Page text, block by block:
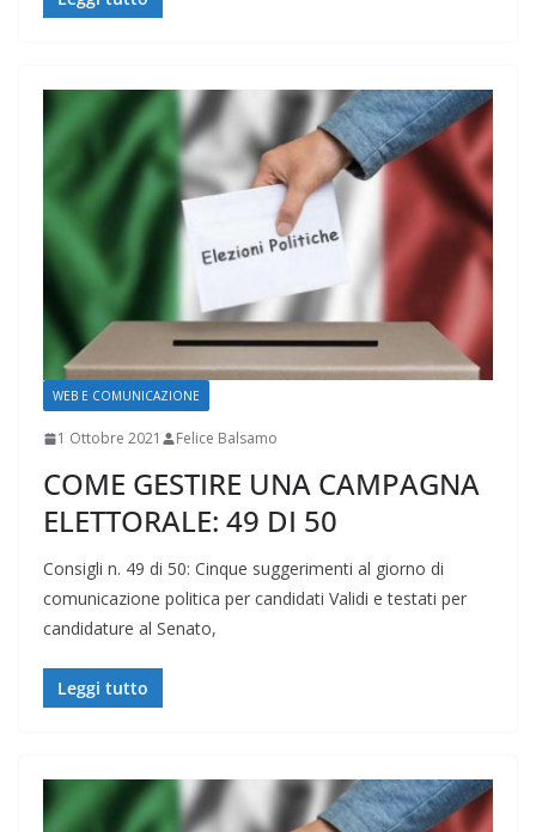
WEB E COMUNICAZIONE
1 Ottobre 2021 Felice Balsamo
COME GESTIRE UNA CAMPAGNA
ELETTORALE: 49 DI 50
Consigli n. 49 di 50: Cinque suggerimenti al giorno di
comunicazione politica per candidati Validi e testati per
candidature al Senato,
Leggi tutto